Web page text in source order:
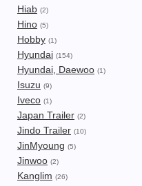
Hiab (2)
Hino (5)
Hobby (1)
Hyundai (154)
Hyundai, Daewoo (1)
Isuzu (9)
Iveco (1)
Japan Trailer (2)
Jindo Trailer (10)
JinMyoung (5)
Jinwoo (2)
Kanglim (26)